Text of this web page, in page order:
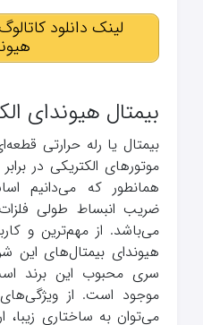
بیمتال هیوندای
بیمتال یا رله حرارتی
موتورهای الکتریکی در
همانطور که می‌دانیم
ضریب انبساط طولی
می‌باشد. از مهم‌ترین و
هیوندای بیمتال‌های
سری محبوب این برند
موجود است. از
می‌توان به ساختاری زیبا،